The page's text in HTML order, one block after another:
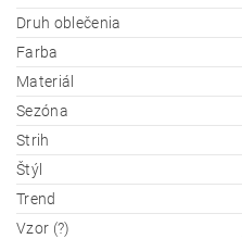
Druh oblečenia
Farba
Materiál
Sezóna
Strih
Štýl
Trend
Vzor (?)